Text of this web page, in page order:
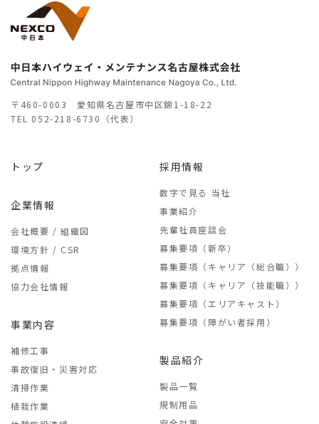
〒460-0003 愛知県名古屋市中区錦1-18-22
TEL 052-218-6730（代表）
トップ
企業情報
会社概要 / 組織図
環境方針 / CSR
拠点情報
協力会社情報
事業内容
補修工事
事故復旧・災害対応
清掃作業
植栽作業
採用情報
数字で見る 当社
事業紹介
先輩社員座談会
募集要項（新卒）
募集要項（キャリア（総合職））
募集要項（キャリア（技能職））
募集要項（エリアキャスト）
募集要項（障がい者採用）
製品紹介
製品一覧
規制用品